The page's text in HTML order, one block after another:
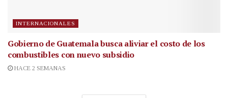
INTERNACIONALES
Gobierno de Guatemala busca aliviar el costo de los
combustibles con nuevo subsidio
HACE 2 SEMANAS